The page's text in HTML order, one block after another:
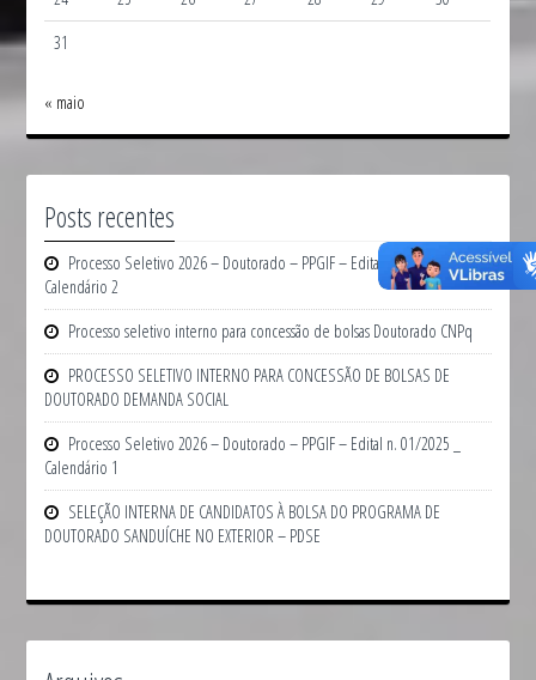
31
« maio
Posts recentes
Processo Seletivo 2026 – Doutorado – PPGIF – Edital n. 01/2025 _
Calendário 2
Processo seletivo interno para concessão de bolsas Doutorado CNPq
PROCESSO SELETIVO INTERNO PARA CONCESSÃO DE BOLSAS DE
DOUTORADO DEMANDA SOCIAL
Processo Seletivo 2026 – Doutorado – PPGIF – Edital n. 01/2025 _
Calendário 1
SELEÇÃO INTERNA DE CANDIDATOS À BOLSA DO PROGRAMA DE
DOUTORADO SANDUÍCHE NO EXTERIOR – PDSE